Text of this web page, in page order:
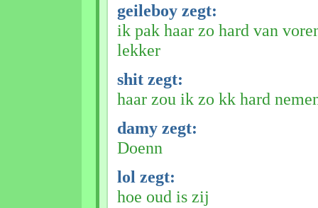
geileboy zegt:
ik pak haar zo hard van
lekker
shit zegt:
haar zou ik zo kk hard
damy zegt:
Doenn
lol zegt:
hoe oud is zij